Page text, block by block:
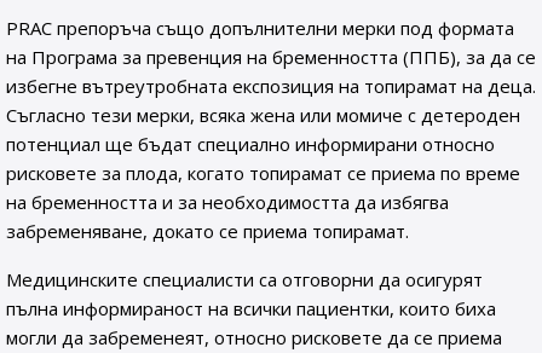
PRAC препоръча също допълнителни мерки под формата
на Програма за превенция на бременността (ППБ), за да се
избегне вътреутробната експозиция на топирамат на деца.
Съгласно тези мерки, всяка жена или момиче с детероден
потенциал ще бъдат специално информирани относно
рисковете за плода, когато топирамат се приема по време
на бременността и за необходимостта да избягва
забременяване, докато се приема топирамат.
Медицинските специалисти са отговорни да осигурят
пълна информираност на всички пациентки, които биха
могли да забременеят, относно рисковете да се приема